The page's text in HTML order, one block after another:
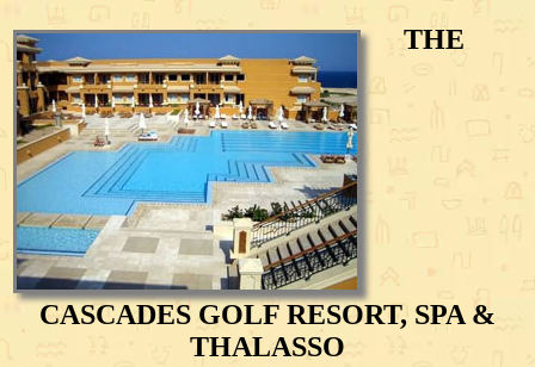
THE
CASCADES GOLF RESORT, SPA &
THALASSO